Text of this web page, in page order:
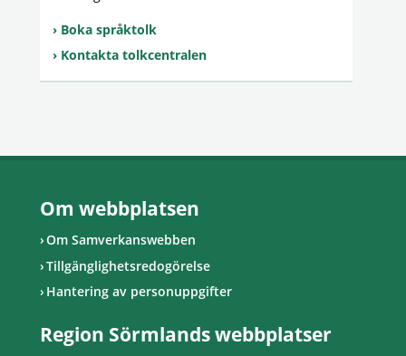
Boka språktolk
Kontakta tolkcentralen
Om webbplatsen
Om Samverkanswebben
Tillgänglighetsredogörelse
Hantering av personuppgifter
Region Sörmlands webbplatser